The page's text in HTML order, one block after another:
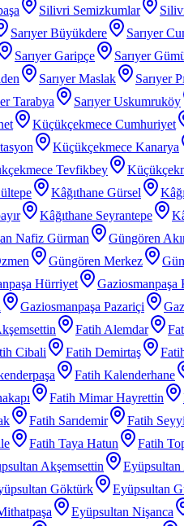
Silivri Semizkumlar
Sarıyer Büyükdere Sarıyer
Sarıyer Garipçe Sarıyer
Sarıyer Maslak Sarıyer
Tarabya Sarıyer Uskumruköy
Küçükçekmece Cumhuriyet
Küçükçekmece Kanarya
Tevfikbey
Kâğıthane Gürsel
Kâğıthane Seyrantepe
Nafiz Gürman Güngören
Güngören Merkez
Hürriyet Gaziosmanpaşa
Gaziosmanpaşa Pazariçi
Fatih Alemdar
Cibali Fatih Demirtaş
Fatih Kalenderhane
Fatih Mimar Hayrettin
Fatih Sarıdemir Fatih
Fatih Taya Hatun Fatih
Akşemsettin
Göktürk Eyüpsultan
Eyüpsultan Nişanca